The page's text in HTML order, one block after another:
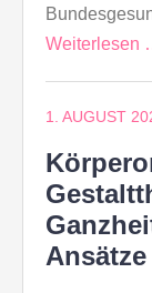
Weiterlesen
1. AUGUST
Ansätze